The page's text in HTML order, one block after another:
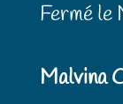
Fermé le
Malvina